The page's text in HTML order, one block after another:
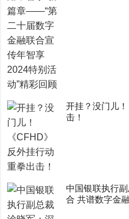
开挂？没门儿
击！
中国银联执行
合 共谱数字金